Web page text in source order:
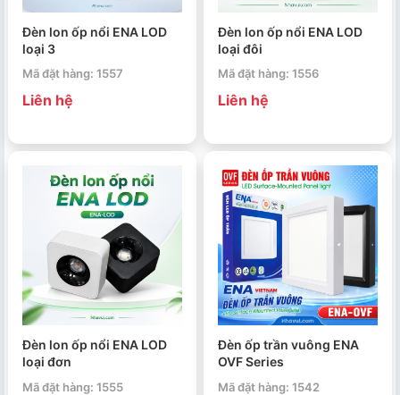
Đèn lon ốp nổi ENA LOD
loại 3
Mã đặt hàng: 1557
Liên hệ
Đèn lon ốp nổi ENA LOD
loại đôi
Mã đặt hàng: 1556
Liên hệ
Đèn lon ốp nổi ENA LOD
loại đơn
Mã đặt hàng: 1555
Đèn ốp trần vuông ENA
OVF Series
Mã đặt hàng: 1542